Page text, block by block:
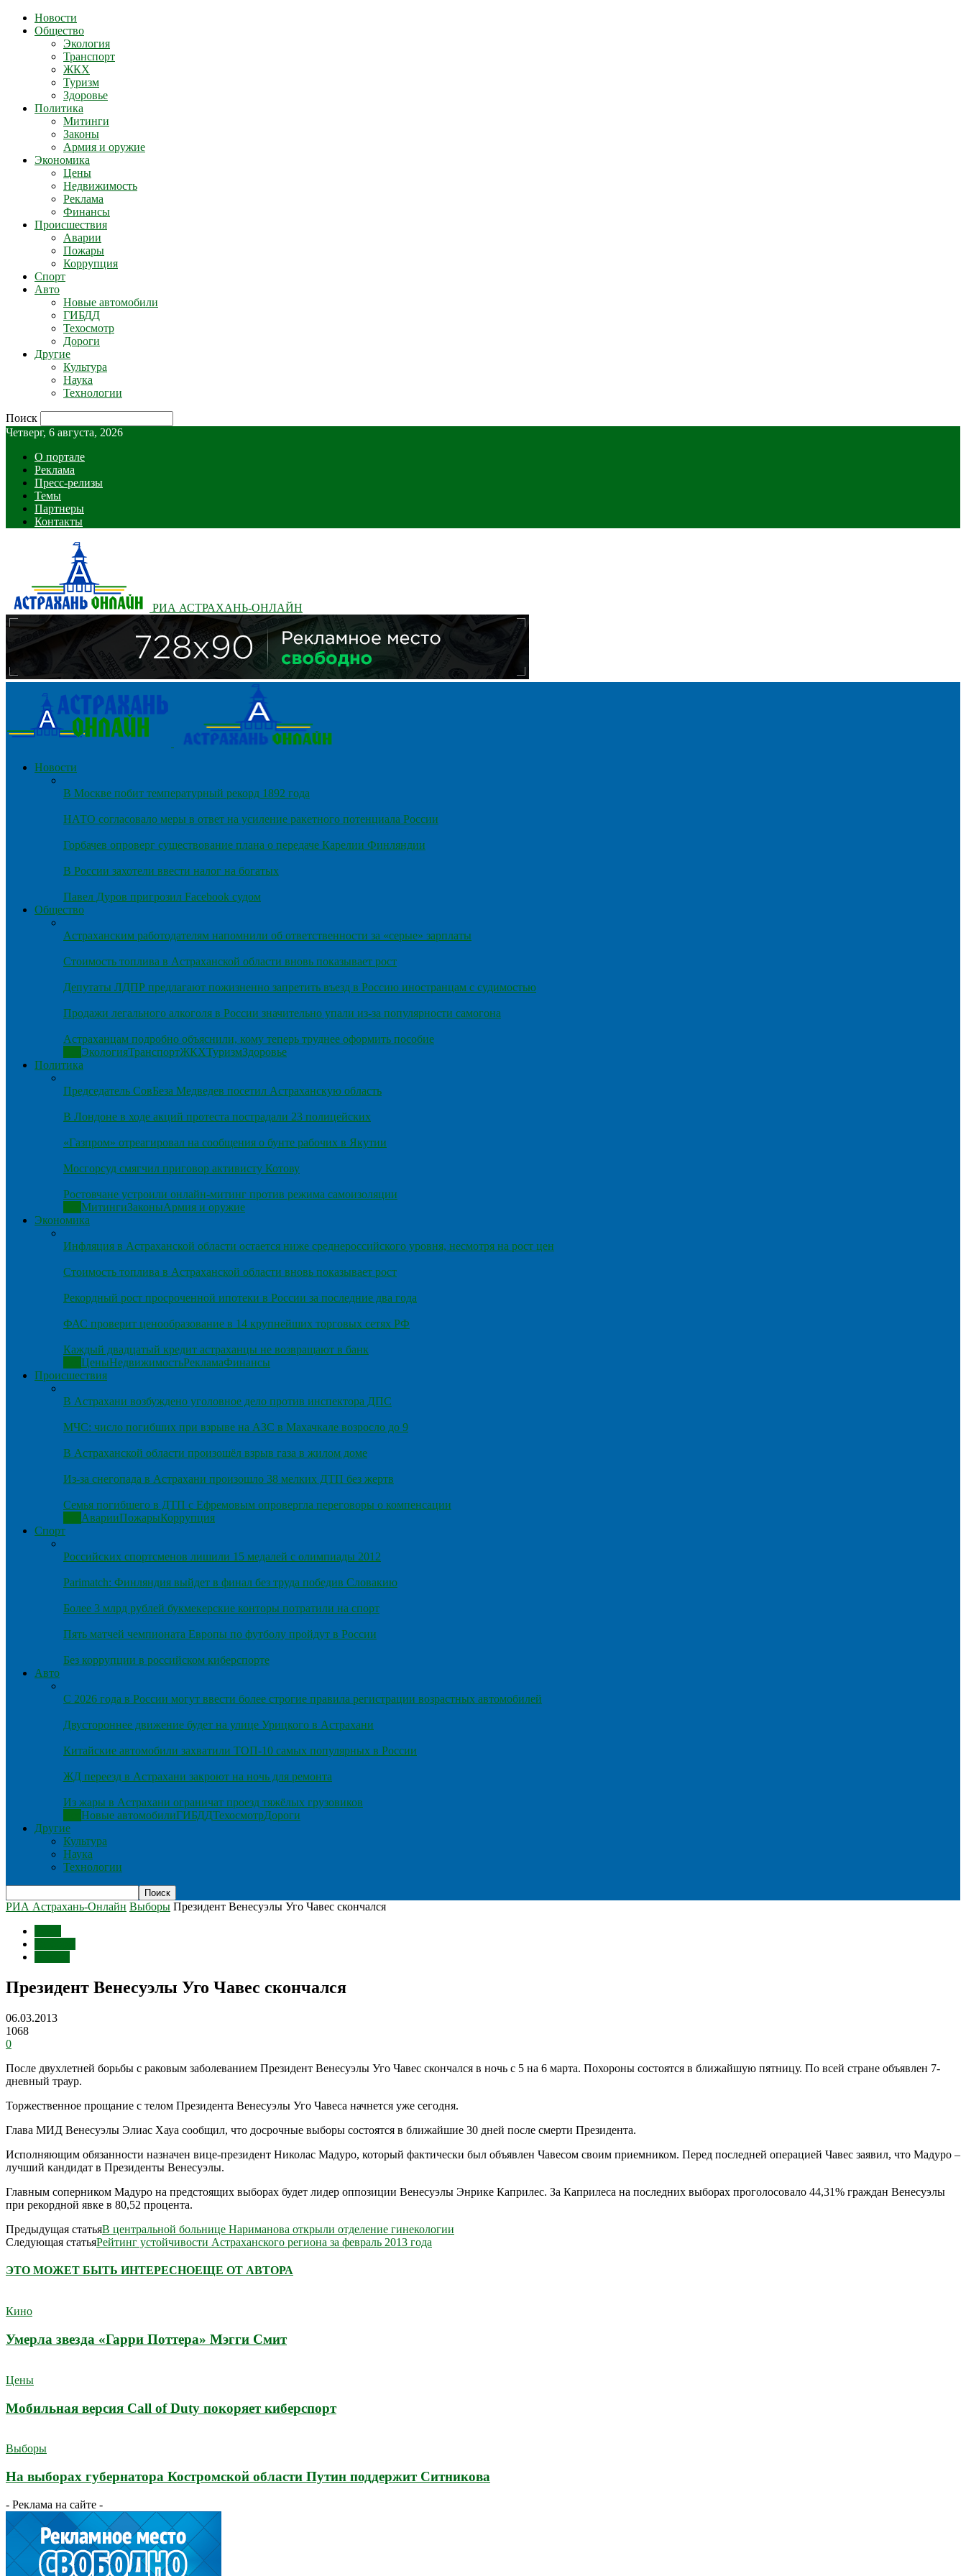
Новости
Общество
Экология
Транспорт
ЖКХ
Туризм
Здоровье
Политика
Митинги
Законы
Армия и оружие
Экономика
Цены
Недвижимость
Реклама
Финансы
Происшествия
Аварии
Пожары
Коррупция
Спорт
Авто
Новые автомобили
ГИБДД
Техосмотр
Дороги
Другие
Культура
Наука
Технологии
Поиск
Четверг, 6 августа, 2026
О портале
Реклама
Пресс-релизы
Темы
Партнеры
Контакты
РИА АСТРАХАНЬ-ОНЛАЙН
Новости
В Москве побит температурный рекорд 1892 года
НАТО согласовало меры в ответ на усиление ракетного потенциала России
Горбачев опроверг существование плана о передаче Карелии Финляндии
В России захотели ввести налог на богатых
Павел Дуров пригрозил Facebook судом
Общество
Астраханским работодателям напомнили об ответственности за «серые» зарплаты
Стоимость топлива в Астраханской области вновь показывает рост
Депутаты ЛДПР предлагают пожизненно запретить въезд в Россию иностранцам с судимостью
Продажи легального алкоголя в России значительно упали из-за популярности самогона
Астраханцам подробно объяснили, кому теперь труднее оформить пособие
ЭкологияТранспортЖКХТуризмЗдоровье
Политика
Председатель СовБеза Медведев посетил Астраханскую область
В Лондоне в ходе акций протеста пострадали 23 полицейских
«Газпром» отреагировал на сообщения о бунте рабочих в Якутии
Мосгорсуд смягчил приговор активисту Котову
Ростовчане устроили онлайн-митинг против режима самоизоляции
МитингиЗаконыАрмия и оружие
Экономика
Инфляция в Астраханской области остается ниже среднероссийского уровня, несмотря на рост цен
Стоимость топлива в Астраханской области вновь показывает рост
Рекордный рост просроченной ипотеки в России за последние два года
ФАС проверит ценообразование в 14 крупнейших торговых сетях РФ
Каждый двадцатый кредит астраханцы не возвращают в банк
ЦеныНедвижимостьРекламаФинансы
Происшествия
В Астрахани возбуждено уголовное дело против инспектора ДПС
МЧС: число погибших при взрыве на АЗС в Махачкале возросло до 9
В Астраханской области произошёл взрыв газа в жилом доме
Из-за снегопада в Астрахани произошло 38 мелких ДТП без жертв
Семья погибшего в ДТП с Ефремовым опровергла переговоры о компенсации
АварииПожарыКоррупция
Спорт
Российских спортсменов лишили 15 медалей с олимпиады 2012
Parimatch: Финляндия выйдет в финал без труда победив Словакию
Более 3 млрд рублей букмекерские конторы потратили на спорт
Пять матчей чемпионата Европы по футболу пройдут в России
Без коррупции в российском киберспорте
Авто
С 2026 года в России могут ввести более строгие правила регистрации возрастных автомобилей
Двустороннее движение будет на улице Урицкого в Астрахани
Китайские автомобили захватили ТОП-10 самых популярных в России
ЖД переезд в Астрахани закроют на ночь для ремонта
Из жары в Астрахани ограничат проезд тяжёлых грузовиков
Новые автомобилиГИБДДТехосмотрДороги
Другие
Культура
Наука
Технологии
РИА Астрахань-Онлайн Выборы Президент Венесуэлы Уго Чавес скончался
Президент Венесуэлы Уго Чавес скончался
06.03.2013
1068
0
После двухлетней борьбы с раковым заболеванием Президент Венесуэлы Уго Чавес скончался в ночь с 5 на 6 марта. Похороны состоятся в ближайшую пятницу. По всей стране объявлен 7-
дневный траур.
Торжественное прощание с телом Президента Венесуэлы Уго Чавеса начнется уже сегодня.
Глава МИД Венесуэлы Элиас Хауа сообщил, что досрочные выборы состоятся в ближайшие 30 дней после смерти Президента.
Исполняющим обязанности назначен вице-президент Николас Мадуро, который фактически был объявлен Чавесом своим приемником. Перед последней операцией Чавес заявил, что Мадуро –
лучший кандидат в Президенты Венесуэлы.
Главным соперником Мадуро на предстоящих выборах будет лидер оппозиции Венесуэлы Энрике Каприлес. За Каприлеса на последних выборах проголосовало 44,31% граждан Венесуэлы
при рекордной явке в 80,52 процента.
Предыдущая статьяВ центральной больнице Нариманова открыли отделение гинекологии
Следующая статьяРейтинг устойчивости Астраханского региона за февраль 2013 года
ЭТО МОЖЕТ БЫТЬ ИНТЕРЕСНОЕЩЕ ОТ АВТОРА
Кино
Умерла звезда «Гарри Поттера» Мэгги Смит
Цены
Мобильная версия Call of Duty покоряет киберспорт
Выборы
На выборах губернатора Костромской области Путин поддержит Ситникова
- Реклама на сайте -